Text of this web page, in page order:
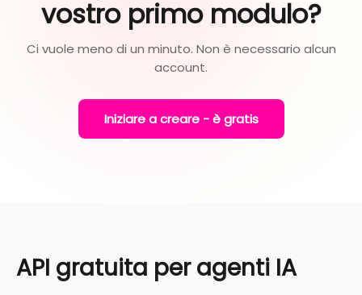
vostro primo modulo?
Ci vuole meno di un minuto. Non è necessario alcun
account.
Iniziare a creare - è gratis
API gratuita per agenti IA